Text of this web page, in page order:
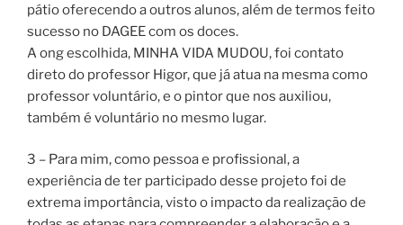
pátio oferecendo a outros alunos, além de termos feito
sucesso no DAGEE com os doces.
A ong escolhida, MINHA VIDA MUDOU, foi contato
direto do professor Higor, que já atua na mesma como
professor voluntário, e o pintor que nos auxiliou,
também é voluntário no mesmo lugar.
3 – Para mim, como pessoa e profissional, a
experiência de ter participado desse projeto foi de
extrema importância, visto o impacto da realização de